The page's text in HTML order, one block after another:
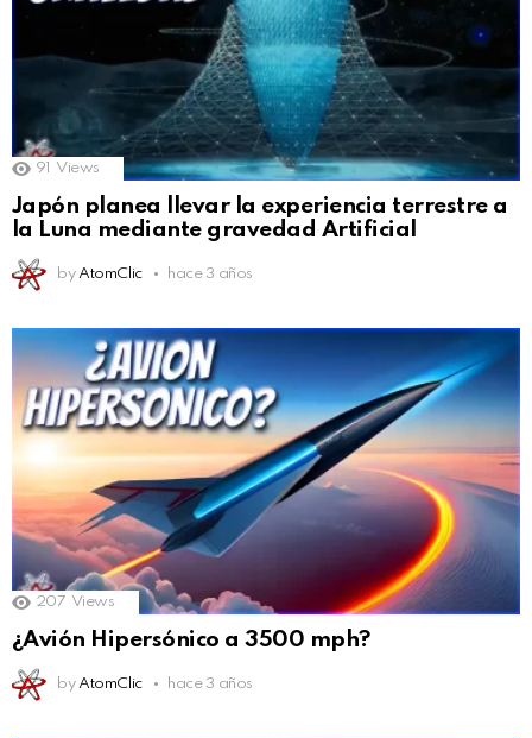
91 Views
Japón planea llevar la experiencia terrestre a
la Luna mediante gravedad Artificial
by AtomClic hace 3 años
207 Views
¿Avión Hipersónico a 3500 mph?
by AtomClic hace 3 años